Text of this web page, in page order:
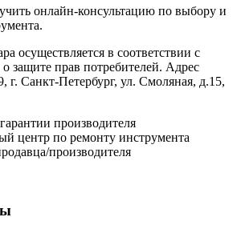
онлайн-консультацию по выбору и
осуществляется в соответствии с
защите прав потребителей. Адрес
г. Санкт-Петербург, ул. Смоляная, д.15,
производителя
центр по ремонту инструмента
производителя